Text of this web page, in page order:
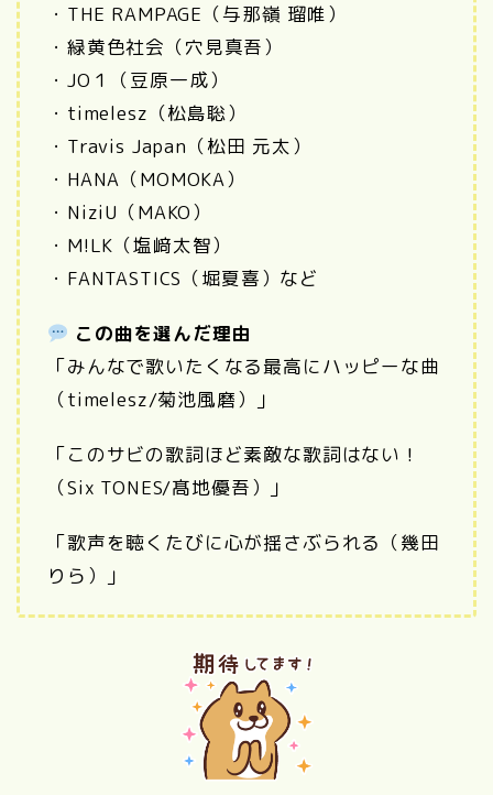
・THE RAMPAGE（与那嶺 瑠唯）
・緑黄色社会（穴見真吾）
・JO１（豆原一成）
・timelesz（松島聡）
・Travis Japan（松田 元太）
・HANA（MOMOKA）
・NiziU（MAKO）
・M!LK（塩﨑太智）
・FANTASTICS（堀夏喜）など
この曲を選んだ理由
「みんなで歌いたくなる最高にハッピーな曲
（timelesz/菊池風磨）」
「このサビの歌詞ほど素敵な歌詞はない！
（Six TONES/髙地優吾）」
「歌声を聴くたびに心が揺さぶられる（幾田
りら）」